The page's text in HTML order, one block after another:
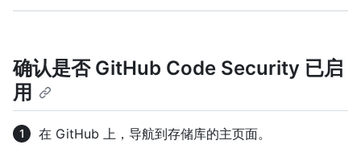
确认是否 GitHub Code Security 已启
用
在 GitHub 上，导航到存储库的主页面。